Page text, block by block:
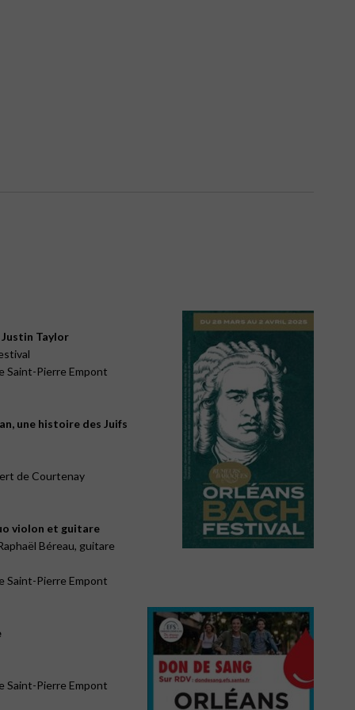
Taylor
Saint-Pierre Empont
une histoire des Juifs
de Courtenay
violon et guitare
Béreau, guitare
Saint-Pierre Empont
Saint-Pierre Empont